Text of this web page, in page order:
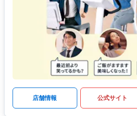
店舗情報 公式サイト